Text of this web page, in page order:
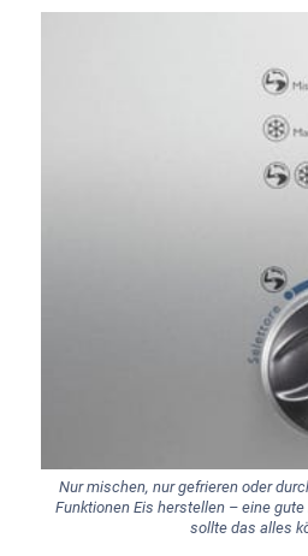
Nur mischen, nur gefrieren oder
Funktionen Eis herstellen – eine
sollte das alles